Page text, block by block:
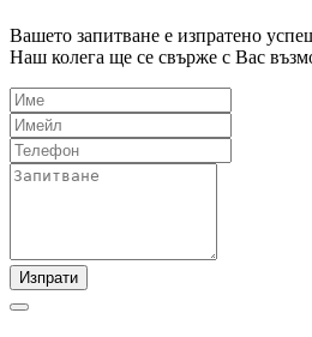
Вашето запитване е изпратено
Наш колега ще се свърже с Вас
Изпрати